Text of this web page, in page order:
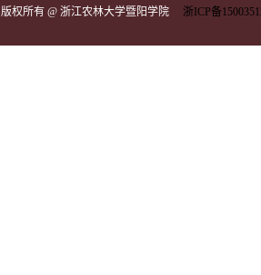
版权所有 @ 浙江农林大学暨阳学院 浙ICP备